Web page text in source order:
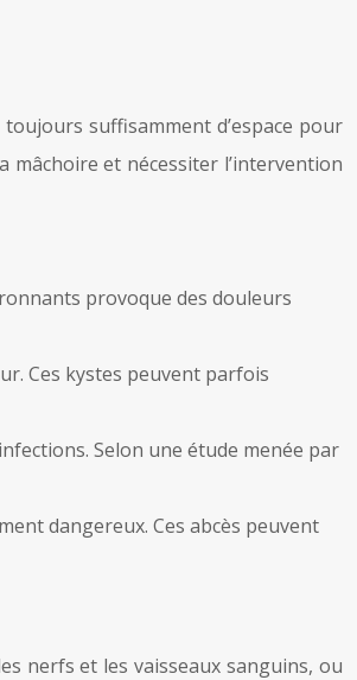
suffisamment d’espace pour
mâchoire et nécessiter l’intervention
provoque des douleurs
Ces kystes peuvent parfois
Selon une étude menée par
dangereux. Ces abcès peuvent
nerfs et les vaisseaux sanguins, ou